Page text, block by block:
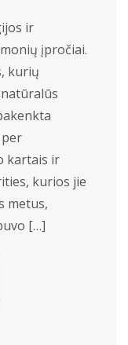
ir
įpročiai.
kurių
kartais ir
kurios jie
metus,
[…]